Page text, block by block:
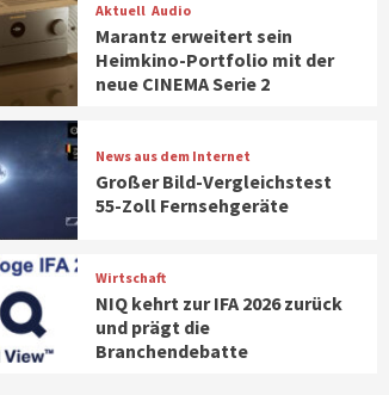
Aktuell Audio
Marantz erweitert sein
Heimkino-Portfolio mit der
neue CINEMA Serie 2
News aus dem Internet
Großer Bild-Vergleichstest
55-Zoll Fernsehgeräte
Wirtschaft
NIQ kehrt zur IFA 2026 zurück
und prägt die
Branchendebatte